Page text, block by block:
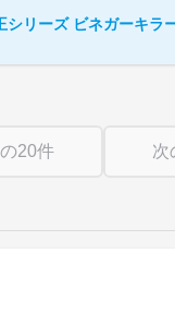
シリーズ ビネガーキラ
20件 次